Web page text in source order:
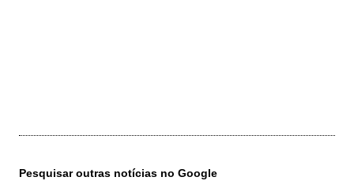
Pesquisar outras notícias no Google